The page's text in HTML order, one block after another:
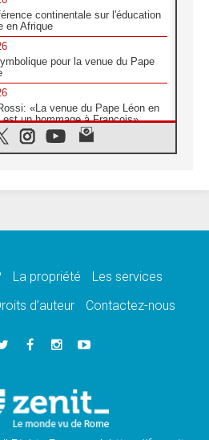
continentale sur l'éducation
en Afrique
pour la venue du Pape
«La venue du Pape Léon en
est un hommage à François»
et Nagasaki, 81 ans après,
les «défis urgents»
Majeure, la grâce de Dieu
sur le monde
aux jeunes d'Assise: «l'Europe et
cardinal Pizzaballa affirme que
veulent la paix»
La propriété
Les services
d’auteur Contactez-nous